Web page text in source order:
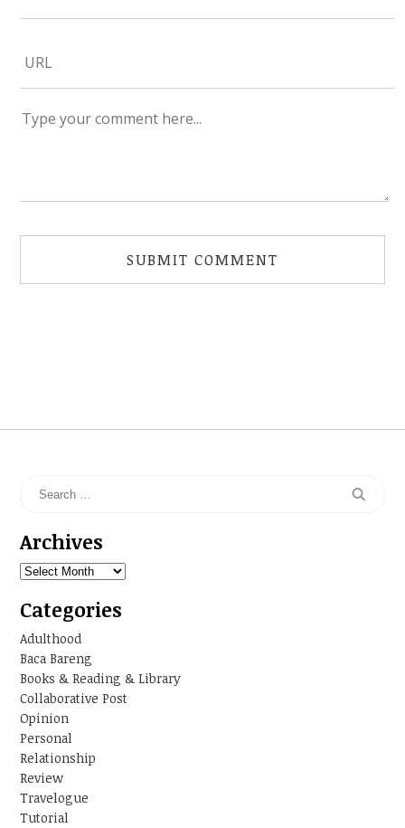
Archives
Archives
Categories
Adulthood
Baca Bareng
Books & Reading & Library
Collaborative Post
Opinion
Personal
Relationship
Review
Travelogue
Tutorial